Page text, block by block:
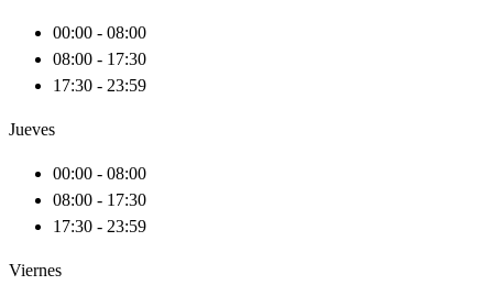
00:00 - 08:00
08:00 - 17:30
17:30 - 23:59
Jueves
00:00 - 08:00
08:00 - 17:30
17:30 - 23:59
Viernes